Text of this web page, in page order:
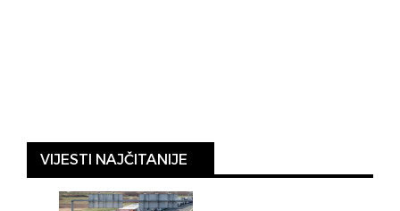
VIJESTI NAJČITANIJE